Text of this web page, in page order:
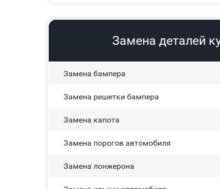
Замена деталей
Замена бампера
Замена решетки бампера
Замена капота
Замена порогов автомобиля
Замена лонжерона